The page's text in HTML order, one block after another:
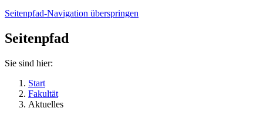
Seitenpfad-Navigation überspringen
Seitenpfad
Sie sind hier:
Start
Fakultät
Aktuelles